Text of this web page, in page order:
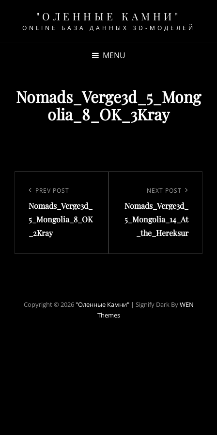
"ОЛЕННЫЕ КАМНИ"
ONLINE БАЗА ДАННЫХ 3D-МОДЕЛЕЙ
MENU
Nomads_Verge3d_5_Mong
olia_8_OK_3Kray
по
записям
Previous
Post
PREV POST
Nomads_Verge3d_
5_Mongolia_8_OK
_2Kray
Post
NEXT POST
Nomads_Verge3d_
5_Mongolia_14_At
_the_Hereksur
Copyright © 2026"Оленные Камни" | Signify Dark ByWEN
Themes